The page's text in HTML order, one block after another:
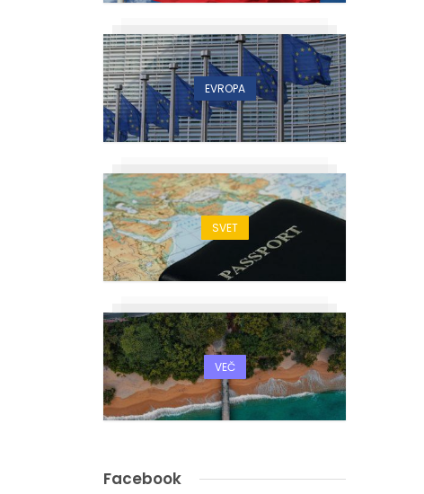
EVROPA
SVET
VEČ
Facebook